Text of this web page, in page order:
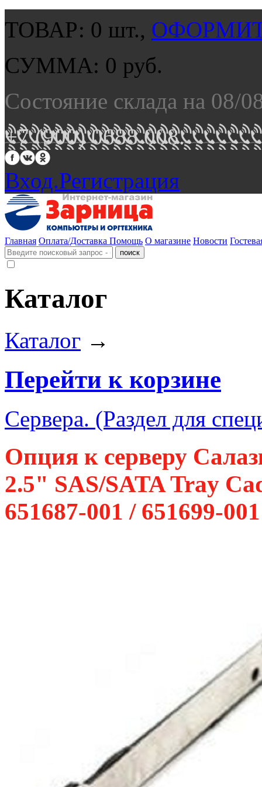
ТОВАР: 0 шт.,
СУММА: 0 руб.
Состояние склада на 08/
+7 (900) 0688 008.
Вход.Регистрация
Главная Оплата/Доставка Помощь О магазине Новости
Каталог
Каталог →
Перейти к корзине
Сервера. (Раздел для
Опция к серверу
2.5" SAS/SATA Tray
651687-001 / 651699-